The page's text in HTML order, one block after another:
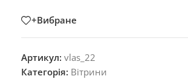
+Вибране
Артикул: vlas_22
Категорія: Вітрини